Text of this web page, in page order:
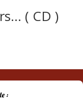
( CD )
: